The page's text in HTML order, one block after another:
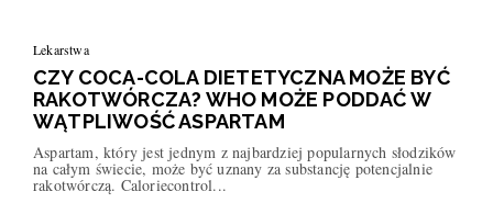
Lekarstwa
CZY COCA-COLA DIETETYCZNA MOŻE BYĆ
RAKOTWÓRCZA? WHO MOŻE PODDAĆ W
WĄTPLIWOŚĆ ASPARTAM
Aspartam, który jest jednym z najbardziej popularnych słodzików
na całym świecie, może być uznany za substancję potencjalnie
rakotwórczą. Caloriecontrol...